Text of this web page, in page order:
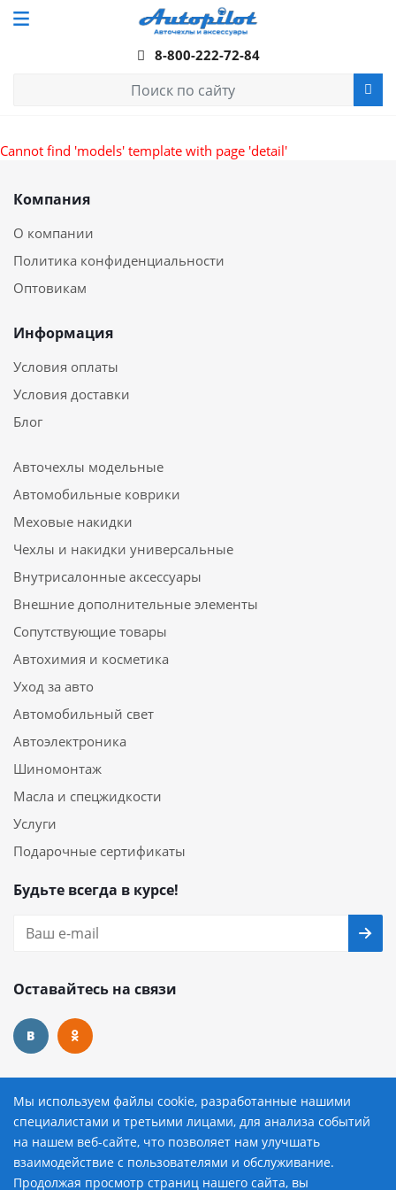
8-800-222-72-84
Cannot find 'models' template with page 'detail'
Компания
О компании
Политика конфиденциальности
Оптовикам
Информация
Условия оплаты
Условия доставки
Блог
Авточехлы модельные
Автомобильные коврики
Меховые накидки
Чехлы и накидки универсальные
Внутрисалонные аксессуары
Внешние дополнительные элементы
Сопутствующие товары
Автохимия и косметика
Уход за авто
Автомобильный свет
Автоэлектроника
Шиномонтаж
Масла и спецжидкости
Услуги
Подарочные сертификаты
Будьте всегда в курсе!
Оставайтесь на связи
Наши контакты
8 (800) 222-72-84
avtopilot@avtopilot-ekat.ru
Мы используем файлы cookie, разработанные нашими
специалистами и третьими лицами, для анализа событий
на нашем веб-сайте, что позволяет нам улучшать
взаимодействие с пользователями и обслуживание.
Продолжая просмотр страниц нашего сайта, вы